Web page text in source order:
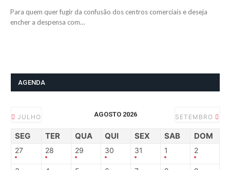
Para quem quer fugir da confusão dos centros comerciais e deseja
encher a despensa com…
AGENDA
JULHO AGOSTO 2026 SETEMBRO
SEG TER QUA QUI SEX SAB DOM
27 28 29 30 31 1 2